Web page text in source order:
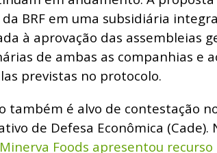
da BRF em uma subsidiária
à aprovação das assembleias
de ambas as companhias e
previstas no protocolo.
também é alvo de contestação
de Defesa Econômica (Cade).
Minerva Foods apresentou